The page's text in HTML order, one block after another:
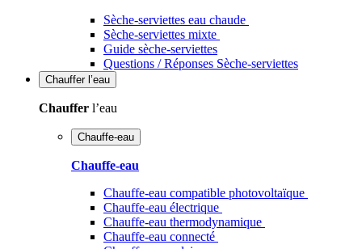
Sèche-serviettes eau chaude
Sèche-serviettes mixte
Guide sèche-serviettes
Questions / Réponses Sèche-serviettes
Chauffer l’eau
Chauffer l’eau
Chauffe-eau
Chauffe-eau
Chauffe-eau compatible photovoltaïque
Chauffe-eau électrique
Chauffe-eau thermodynamique
Chauffe-eau connecté